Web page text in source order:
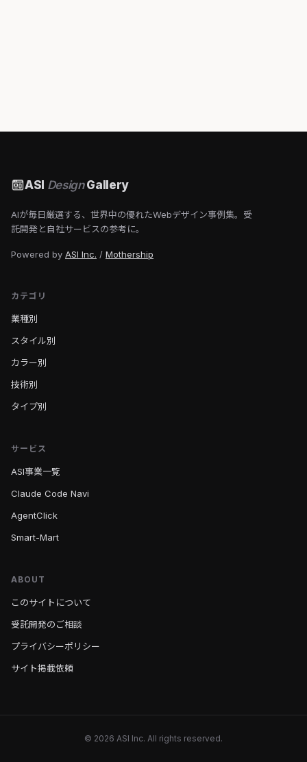
ASI DesignGallery
AIが毎日厳選する、世界中の優れたWebデザイン事例集。受
託開発と自社サービスの参考に。
Powered by ASI Inc. / Mothership
カテゴリ
業種別
スタイル別
カラー別
技術別
タイプ別
サービス
ASI事業一覧
Claude Code Navi
AgentClick
Smart-Mart
ABOUT
このサイトについて
受託開発のご相談
プライバシーポリシー
サイト掲載依頼
© 2026 ASI Inc. All rights reserved.